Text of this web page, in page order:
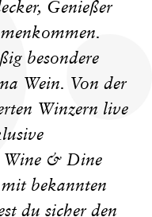
Genießer
besondere
Wein. Von der
Winzern live
Wine & Dine
bekannten
du sicher den